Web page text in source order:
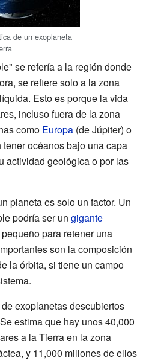
de un exoplaneta
se refería a la región donde
se refiere solo a la zona
Esto es porque la vida
incluso fuera de la zona
como Europa (de Júpiter) o
océanos bajo una capa
actividad geológica o por las
planeta es solo un factor. Un
podría ser un gigante
para retener una
son la composición
la órbita, si tiene un campo
exoplanetas descubiertos
estima que hay unos 40,000
a la Tierra en la zona
y 11,000 millones de ellos